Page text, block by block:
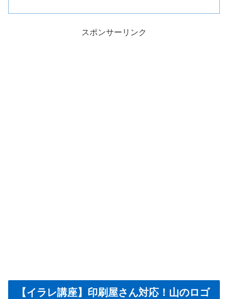
スポンサーリンク
【イラレ講座】印刷屋さん対応！山のロゴ